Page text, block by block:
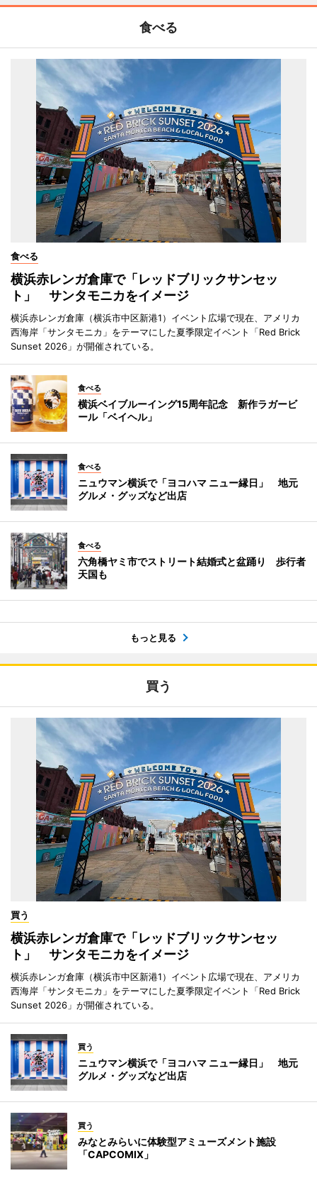
食べる
食べる
横浜赤レンガ倉庫で「レッドブリックサンセッ
ト」 サンタモニカをイメージ
横浜赤レンガ倉庫（横浜市中区新港1）イベント広場で現在、アメリカ
西海岸「サンタモニカ」をテーマにした夏季限定イベント「Red Brick
Sunset 2026」が開催されている。
食べる
横浜ベイブルーイング15周年記念 新作ラガービ
ール「ベイヘル」
食べる
ニュウマン横浜で「ヨコハマ ニュー縁日」 地元
グルメ・グッズなど出店
食べる
六角橋ヤミ市でストリート結婚式と盆踊り 歩行者
天国も
もっと見る
買う
買う
横浜赤レンガ倉庫で「レッドブリックサンセッ
ト」 サンタモニカをイメージ
横浜赤レンガ倉庫（横浜市中区新港1）イベント広場で現在、アメリカ
西海岸「サンタモニカ」をテーマにした夏季限定イベント「Red Brick
Sunset 2026」が開催されている。
買う
ニュウマン横浜で「ヨコハマ ニュー縁日」 地元
グルメ・グッズなど出店
買う
みなとみらいに体験型アミューズメント施設
「CAPCOMIX」